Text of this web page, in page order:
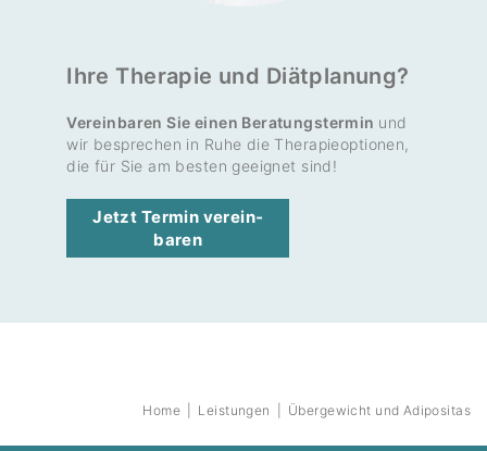
Ihre Therapie und Diät­pla­nung?
Vereinbaren Sie einen Beratungstermin und
wir bespre­chen in Ruhe die Thera­pie­optionen,
die für Sie am besten geeignet sind!
Jetzt Termin verein­
baren
Home Leis­tungen Überge­wicht und Adipo­sitas